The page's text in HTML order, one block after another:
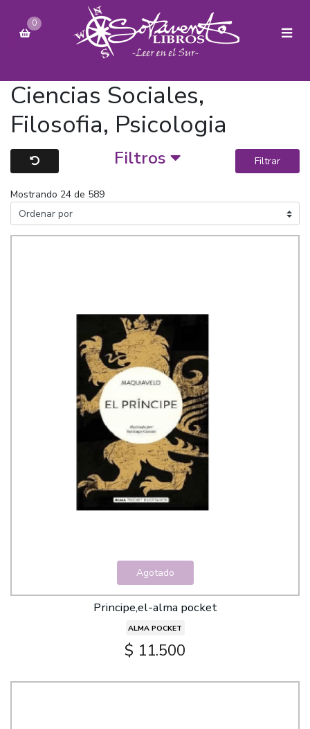
0
Ciencias Sociales,
Filosofia, Psicologia
Filtros Filtrar
Mostrando 24 de 589
Agotado
Principe,el-alma pocket
ALMA POCKET
$ 11.500